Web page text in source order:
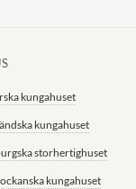
kungahuset
kungahuset
storhertighuset
kungahuset